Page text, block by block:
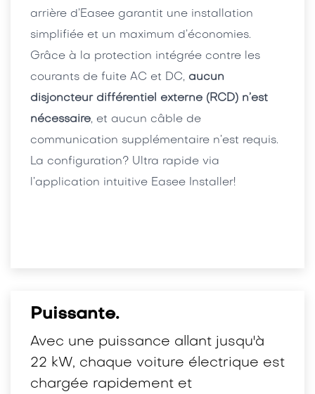
arrière d’Easee garantit une installation
simplifiée et un maximum d’économies.
Grâce à la protection intégrée contre les
courants de fuite AC et DC, aucun
disjoncteur différentiel externe (RCD) n’est
nécessaire, et aucun câble de
communication supplémentaire n’est requis.
La configuration? Ultra rapide via
l’application intuitive Easee Installer!
Puissante.
Avec une puissance allant jusqu'à
22 kW, chaque voiture électrique est
chargée rapidement et